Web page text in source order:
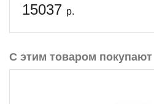
15037 р.
С этим товаром покупают